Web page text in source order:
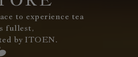
to experience tea
fullest,
by ITOEN.